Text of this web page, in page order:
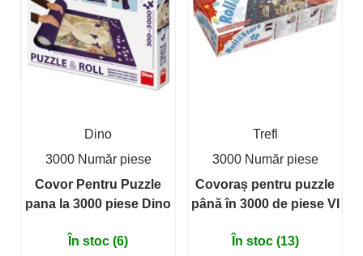
Dino
3000 Număr piese
Covor Pentru Puzzle
pana la 3000 piese Dino
În stoc (6)
Trefl
3000 Număr piese
Covoraș pentru puzzle
până în 3000 de piese VI
În stoc (13)